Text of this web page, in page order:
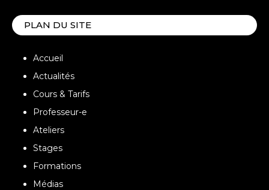
PLAN DU SITE
Accueil
Actualités
Cours & Tarifs
Professeur-e
Ateliers
Stages
Formations
Médias